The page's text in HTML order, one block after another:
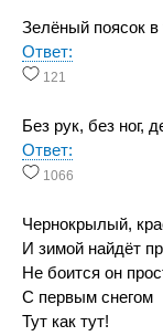
Зелёный поясок в
Ответ:
121
Без рук, без ног,
Ответ:
1066
Чернокрылый,
И зимой найдёт
Не боится он
С первым снегом
Тут как тут!